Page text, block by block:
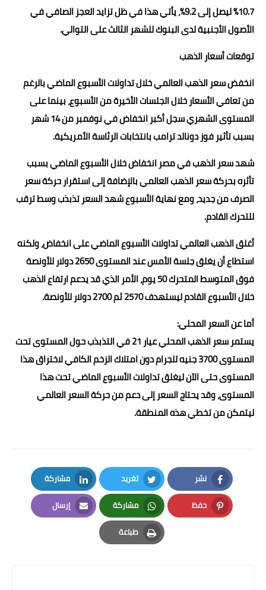
10.7% ليصل إلى 9.2%، يأتي هذا في ظل تزايد العجز الصافي في
الأصول الأجنبية لدى البنوك للشهر الثالث على التوالي.
توقعات أسعار الذهب
انخفض سعر الذهب العالمي خلال تداولات الأسبوع الماضي بالرغم
من تعافي الأسعار خلال الجلسات الأخيرة من الأسبوع، بينما على
المستوى الشهري سجل أكبر انخفاض في نوفمبر من 14 شهر
بسبب تأثير فوز دونالد ترامب بانتخابات الرئاسة الأمريكية.
شهد سعر الذهب في مصر انخفاض خلال الأسبوع الماضي بسبب
تأثره بحركة سعر الذهب العالمي بالإضافة إلى استقرار حركة سعر
الصرف من جديد، ومع نهاية الأسبوع شهد السعر تذبذب وسط ترقب
للتحرك القادم.
أغلق الذهب العالمي تداولات الأسبوع الماضي على انخفاض، ولكنه
استطاع أن يغلق جلسة الأمس عند المستوى 2650 دولار للأونصة
فوق المتوسط المتحرك 50 يوم، الأمر الذي قد يدعم ارتفاع الذهب
خلال الأسبوع القادم ليستهدف 2570 ثم 2700 دولار للأونصة.
أما عن السعر المحلي:
يستمر سعر الذهب المحلي عيار 21 في التذبذب حول المستوى تحت
المستوى 3700 جنيه للجرام دون امتلاك الزخم الكافي لاختراق هذا
المستوى حتى الآن ليغلق تداولات الأسبوع الماضي تحت هذا
المستوى، وقد يحتاج السعر إلى دعم من حركة السعر العالمي
ليتمكن من تخطي هذه المنطقة.
نشر
Facebook
تغريد
Twitter
مشاركة
LinkedIn
حفظ
Pinterest
مشاركة
Whatsapp
إرسال
Email
طباعة
Print